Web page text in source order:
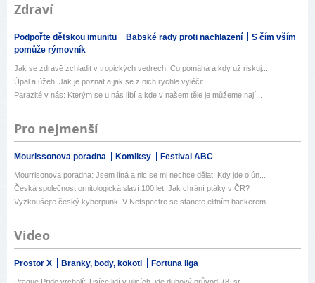
Zdraví
Podpořte dětskou imunitu Babské rady proti nachlazení
S čím vším
pomůže rýmovník
Jak se zdravě zchladit v tropických vedrech: Co pomáhá a kdy už riskuj...
Úpal a úžeh: Jak je poznat a jak se z nich rychle vyléčit
Parazité v nás: Kterým se u nás líbí a kde v našem těle je můžeme nají...
Pro nejmenší
Mourissonova poradna Komiksy Festival ABC
Mourrisonova poradna: Jsem líná a nic se mi nechce dělat: Kdy jde o ún...
Česká společnost ornitologická slaví 100 let: Jak chrání ptáky v ČR?
Vyzkoušejte český kyberpunk. V Netspectre se stanete elitním hackerem ...
Video
Prostor X Branky, body, kokoti Fortuna liga